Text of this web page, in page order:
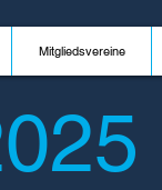
Mitgliedsvereine